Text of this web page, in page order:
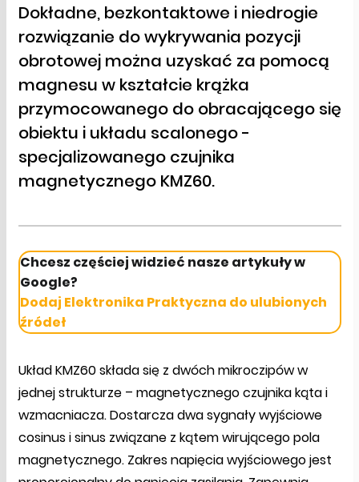
Dokładne, bezkontaktowe i niedrogie
rozwiązanie do wykrywania pozycji
obrotowej można uzyskać za pomocą
magnesu w kształcie krążka
przymocowanego do obracającego się
obiektu i układu scalonego -
specjalizowanego czujnika
magnetycznego KMZ60.
Chcesz częściej widzieć nasze artykuły w
Google?
Dodaj Elektronika Praktyczna do ulubionych
źródeł
Układ KMZ60 składa się z dwóch mikroczipów w
jednej strukturze – magnetycznego czujnika kąta i
wzmacniacza. Dostarcza dwa sygnały wyjściowe
cosinus i sinus związane z kątem wirującego pola
magnetycznego. Zakres napięcia wyjściowego jest